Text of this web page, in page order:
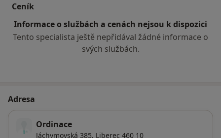
Ceník
Informace o službách a cenách nejsou k dispozici
Tento specialista ještě nepřidával žádné informace o
svých službách.
Adresa
Ordinace
Jáchymovská 385, Liberec 460 10